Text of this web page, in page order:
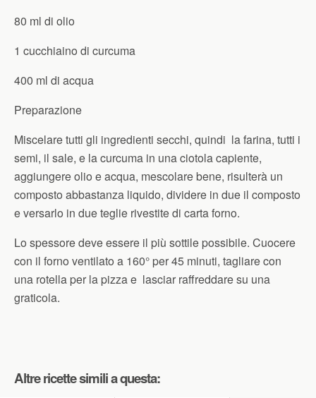
80 ml di olio
1 cucchiaino di curcuma
400 ml di acqua
Preparazione
Miscelare tutti gli ingredienti secchi, quindi la farina, tutti i
semi, il sale, e la curcuma in una ciotola capiente,
aggiungere olio e acqua, mescolare bene, risulterà un
composto abbastanza liquido, dividere in due il composto
e versarlo in due teglie rivestite di carta forno.
Lo spessore deve essere il più sottile possibile. Cuocere
con il forno ventilato a 160° per 45 minuti, tagliare con
una rotella per la pizza e lasciar raffreddare su una
graticola.
Altre ricette simili a questa: